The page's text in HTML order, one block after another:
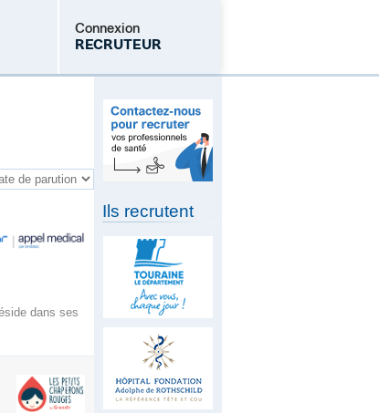
Connexion
RECRUTEUR
Mot de passe oublié
dans ses
Ils recrutent